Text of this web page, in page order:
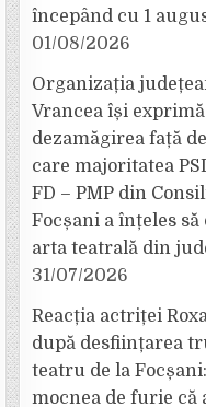
începând cu 1
01/08/2026
Organizația
Vrancea își exprimă
dezamăgirea față
care majoritatea
FD – PMP din
Focșani a înțeles
arta teatrală din
31/07/2026
Reacția actriței
după desființarea
teatru de la
mocnea de furie că